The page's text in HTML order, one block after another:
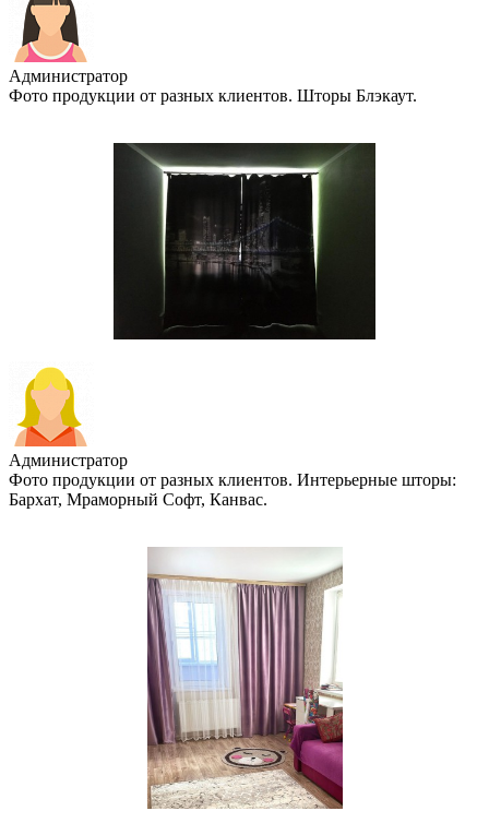
Администратор
Фото продукции от разных клиентов. Шторы Блэкаут.
Администратор
Фото продукции от разных клиентов. Интерьерные шторы:
Бархат, Мраморный Софт, Канвас.